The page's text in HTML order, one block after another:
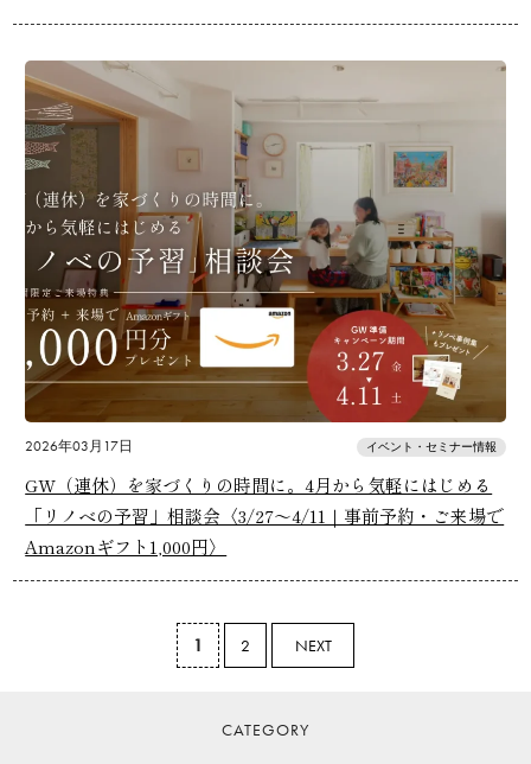
2026年03月17日 イベント・セミナー情報
GW（連休）を家づくりの時間に。4月から気軽にはじめる
「リノベの予習」相談会〈3/27〜4/11｜事前予約・ご来場で
Amazonギフト1,000円〉
1 2 NEXT
CATEGORY